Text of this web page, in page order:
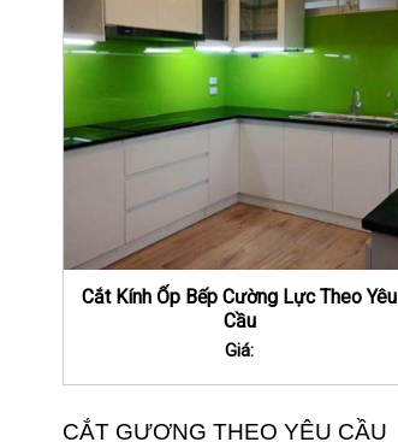
Cắt Kính Ốp Bếp Cường Lực Theo Yêu
Cầu
Giá:
CẮT GƯƠNG THEO YÊU CẦU